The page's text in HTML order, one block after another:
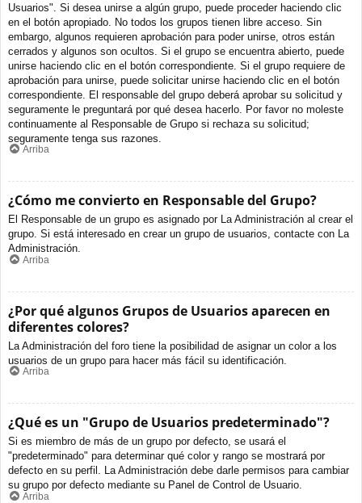
Usuarios". Si desea unirse a algún grupo, puede proceder haciendo clic
en el botón apropiado. No todos los grupos tienen libre acceso. Sin
embargo, algunos requieren aprobación para poder unirse, otros están
cerrados y algunos son ocultos. Si el grupo se encuentra abierto, puede
unirse haciendo clic en el botón correspondiente. Si el grupo requiere de
aprobación para unirse, puede solicitar unirse haciendo clic en el botón
correspondiente. El responsable del grupo deberá aprobar su solicitud y
seguramente le preguntará por qué desea hacerlo. Por favor no moleste
continuamente al Responsable de Grupo si rechaza su solicitud;
seguramente tenga sus razones.
Arriba
¿Cómo me convierto en Responsable del Grupo?
El Responsable de un grupo es asignado por La Administración al crear el
grupo. Si está interesado en crear un grupo de usuarios, contacte con La
Administración.
Arriba
¿Por qué algunos Grupos de Usuarios aparecen en
diferentes colores?
La Administración del foro tiene la posibilidad de asignar un color a los
usuarios de un grupo para hacer más fácil su identificación.
Arriba
¿Qué es un "Grupo de Usuarios predeterminado"?
Si es miembro de más de un grupo por defecto, se usará el
"predeterminado" para determinar qué color y rango se mostrará por
defecto en su perfil. La Administración debe darle permisos para cambiar
su grupo por defecto mediante su Panel de Control de Usuario.
Arriba